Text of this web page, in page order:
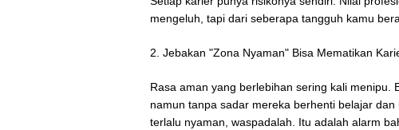
mengeluh, tapi dari seberapa tangguh kamu
2. Jebakan "Zona Nyaman" Bisa Mematikan
Rasa aman yang berlebihan sering kali menipu.
namun tanpa sadar mereka berhenti belajar
terlalu nyaman, waspadalah. Itu adalah alarm